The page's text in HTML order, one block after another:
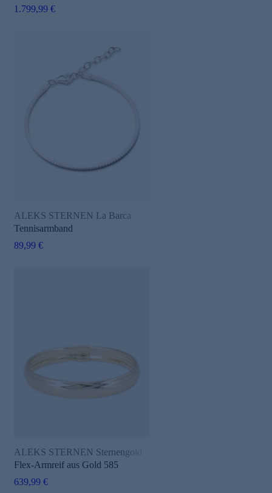
1.799,99 €
ALEKS STERNEN La Barca
Tennisarmband
89,99 €
ALEKS STERNEN Sternengold
Flex-Armreif aus Gold 585
639,99 €